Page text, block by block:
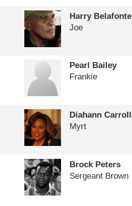
Harry Belafonte
Joe
Pearl Bailey
Frankie
Diahann Carroll
Myrt
Brock Peters
Sergeant Brown